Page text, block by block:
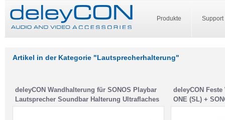
Produkte Support
Artikel in der Kategorie "Lautsprecherhalterung"
deleyCON Wandhalterung für SONOS Playbar
Lautsprecher Soundbar Halterung Ultraflaches
Design – Schwarz
deleyCON
ONE (SL) +
Halterung